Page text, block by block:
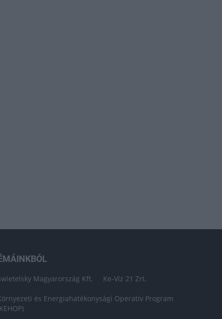
Magyarország Kft. Ke-Víz 21 Zrt.
és Energiahatékonysági Operatív Program